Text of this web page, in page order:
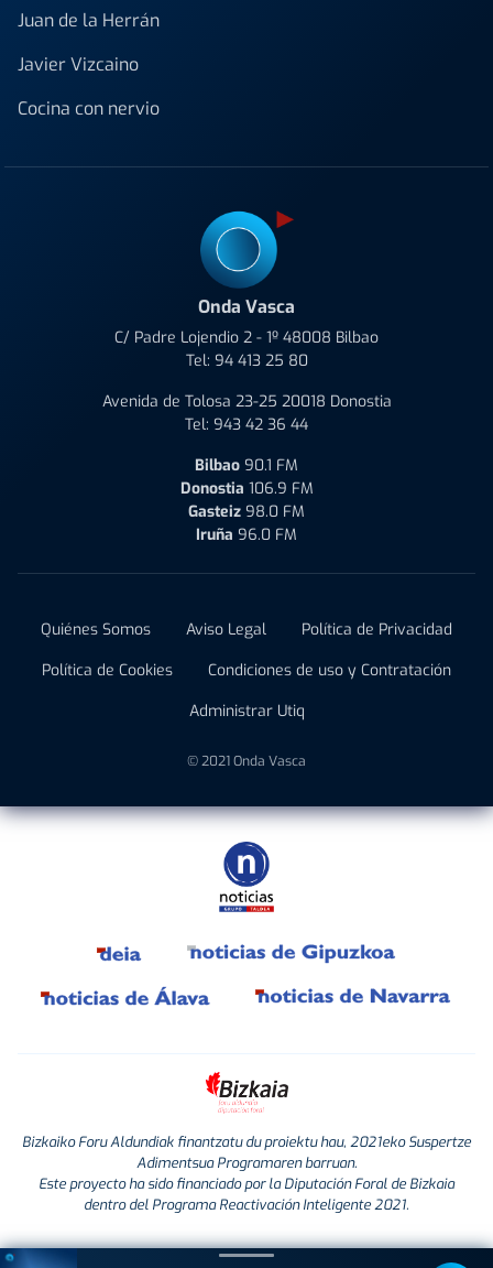
Juan de la Herrán
Javier Vizcaino
Cocina con nervio
Onda Vasca
C/ Padre Lojendio 2 - 1º 48008 Bilbao
Tel: 94 413 25 80
Avenida de Tolosa 23-25 20018 Donostia
Tel: 943 42 36 44
Bilbao 90.1 FM
Donostia 106.9 FM
Gasteiz 98.0 FM
Iruña 96.0 FM
Quiénes Somos Aviso Legal
Política de Privacidad
Política de Cookies
Condiciones de uso y Contratación
Administrar Utiq
© 2021 Onda Vasca
Bizkaiko Foru Aldundiak finantzatu du proiektu hau, 2021eko Suspertze
Adimentsua Programaren barruan.
Este proyecto ha sido financiado por la Diputación Foral de Bizkaia
dentro del Programa Reactivación Inteligente 2021.